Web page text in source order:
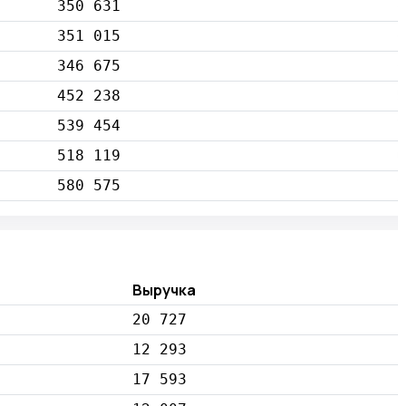
350 631
351 015
346 675
452 238
539 454
518 119
580 575
Выручка
20 727
12 293
17 593